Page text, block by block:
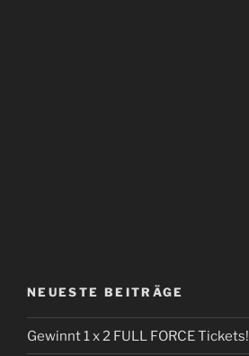
NEUESTE BEITRÄGE
Gewinnt 1 x 2 FULL FORCE Tickets!